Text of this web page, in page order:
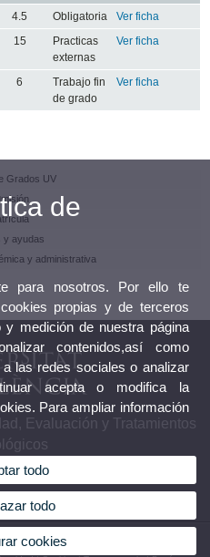
4.5 Obligatoria
Ver ficha
15
Practicas
externas
Ver ficha
6
Trabajo fin
de grado
Ver ficha
Grados UV
y ayudas
y administrativa
Evaluación y Tratamientos
21. Teléfono: (+34) 96 386 44 76
de
para nosotros. Por ello te
propias y de terceros
medición de nuestra página
contenidos,así como
las redes sociales o analizar
acepta o modifica la
Para ampliar información
todo
todo
cookies